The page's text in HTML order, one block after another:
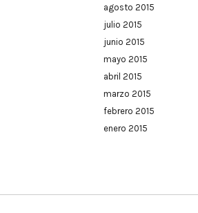
agosto 2015
julio 2015
junio 2015
mayo 2015
abril 2015
marzo 2015
febrero 2015
enero 2015